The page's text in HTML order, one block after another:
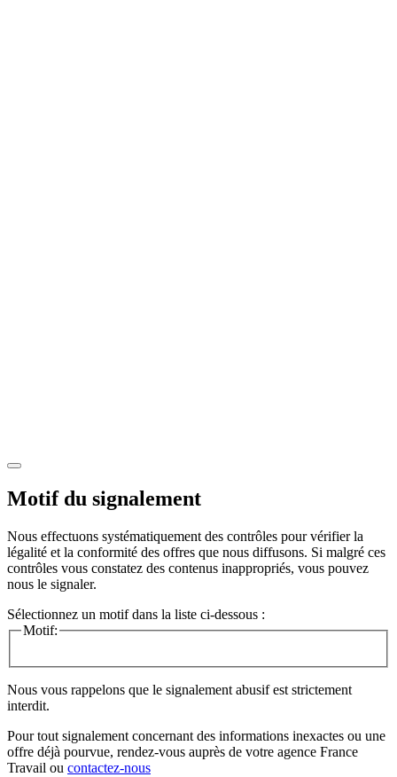
Motif du signalement
Nous effectuons systématiquement des contrôles pour vérifier la
légalité et la conformité des offres que nous diffusons. Si malgré ces
contrôles vous constatez des contenus inappropriés, vous pouvez
nous le signaler.
Sélectionnez un motif dans la liste ci-dessous :
Motif:
Nous vous rappelons que le signalement abusif est strictement
interdit.
Pour tout signalement concernant des informations inexactes ou une
offre déjà pourvue, rendez-vous auprès de votre agence France
Travail ou contactez-nous